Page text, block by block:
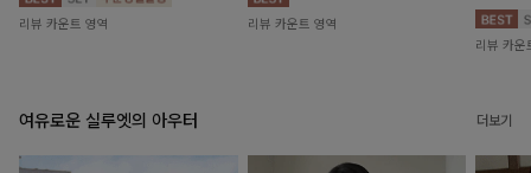
리뷰 카운트 영역 리뷰 카운트 영역
리뷰 카운
여유로운 실루엣의 아우터 더보기